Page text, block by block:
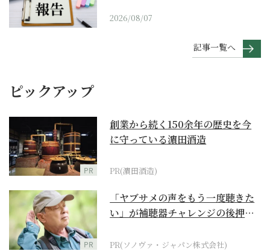
2026/08/07
記事一覧へ
ピックアップ
PR
創業から続く150余年の歴史を今
に守っている濵田酒造
PR(濵田酒造)
PR
「ヤブサメの声をもう一度聴きた
い」が補聴器チャレンジの後押し
PR(ソノヴァ・ジャパン株式会社)